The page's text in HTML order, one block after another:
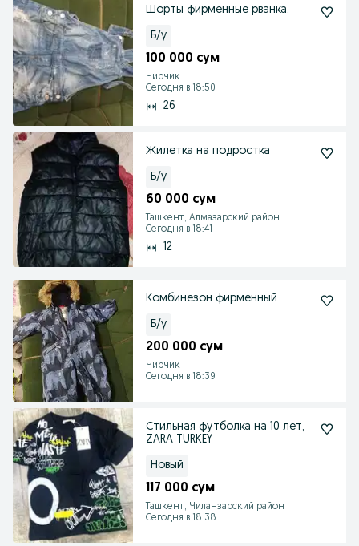
Шорты фирменные рванка.
Б/у
100 000 сум
Чирчик
Сегодня в 18:50
26
Жилетка на подростка
Б/у
60 000 сум
Ташкент, Алмазарский район
Сегодня в 18:41
12
Комбинезон фирменный
Б/у
200 000 сум
Чирчик
Сегодня в 18:39
Стильная футболка на 10 лет,
ZARA TURKEY
Новый
117 000 сум
Ташкент, Чиланзарский район
Сегодня в 18:38